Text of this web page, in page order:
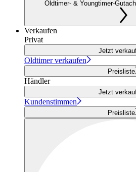
Oldtimer- & Youngtimer-
Verkaufen
Privat
Jetzt
Oldtimer verkaufen
Preisliste
Händler
Jetzt
Kundenstimmen
Preisliste